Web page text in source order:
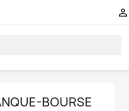

BOURSE